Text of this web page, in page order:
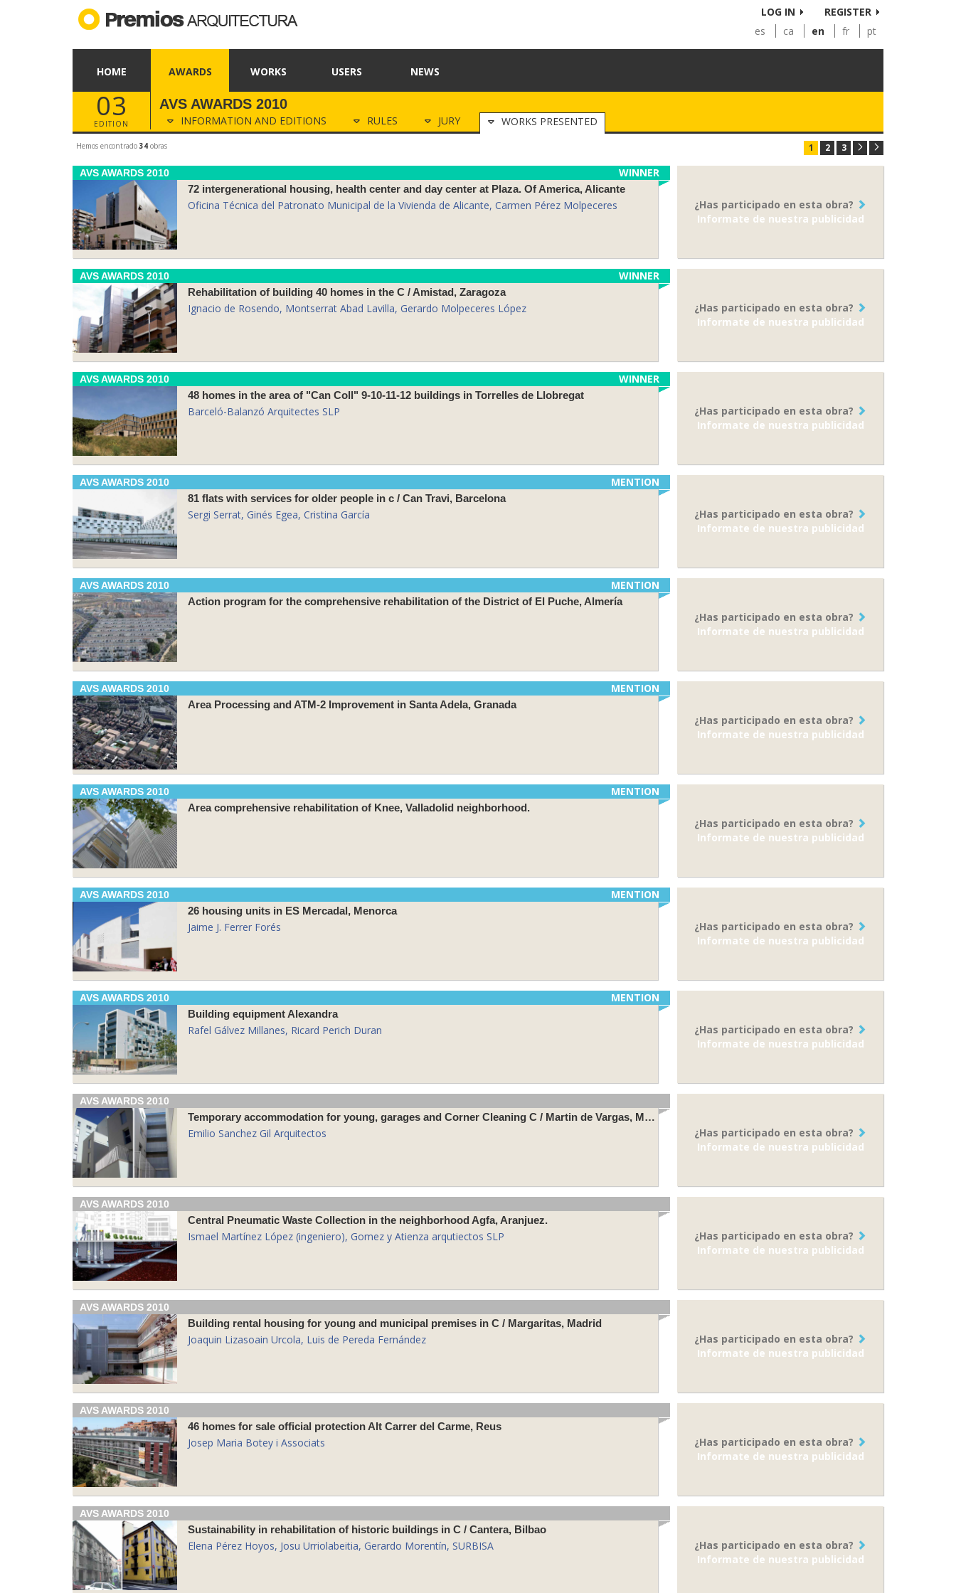
LOG IN
REGISTER
es
ca en fr pt
HOME AWARDS WORKS USERS NEWS
03
EDITION
AVS AWARDS 2010
INFORMATION AND EDITIONS RULES JURY WORKS PRESENTED
1 2 3
Hemos encontrado 34 obras
¿Has participado en esta obra?
Informate de nuestra publicidad
WINNER
AVS AWARDS 2010
72 intergenerational housing, health center and day center at Plaza. Of America, Alicante
Oficina Técnica del Patronato Municipal de la Vivienda de Alicante, Carmen Pérez Molpeceres
¿Has participado en esta obra?
Informate de nuestra publicidad
WINNER
AVS AWARDS 2010
Rehabilitation of building 40 homes in the C / Amistad, Zaragoza
Ignacio de Rosendo, Montserrat Abad Lavilla, Gerardo Molpeceres López
¿Has participado en esta obra?
Informate de nuestra publicidad
WINNER
AVS AWARDS 2010
48 homes in the area of ​​"Can Coll" 9-10-11-12 buildings in Torrelles de Llobregat
Barceló-Balanzó Arquitectes SLP
¿Has participado en esta obra?
Informate de nuestra publicidad
MENTION
AVS AWARDS 2010
81 flats with services for older people in c / Can Travi, Barcelona
Sergi Serrat, Ginés Egea, Cristina García
¿Has participado en esta obra?
Informate de nuestra publicidad
MENTION
AVS AWARDS 2010
Action program for the comprehensive rehabilitation of the District of El Puche, Almería
¿Has participado en esta obra?
Informate de nuestra publicidad
MENTION
AVS AWARDS 2010
Area Processing and ATM-2 Improvement in Santa Adela, Granada
¿Has participado en esta obra?
Informate de nuestra publicidad
MENTION
AVS AWARDS 2010
Area comprehensive rehabilitation of Knee, Valladolid neighborhood.
¿Has participado en esta obra?
Informate de nuestra publicidad
MENTION
AVS AWARDS 2010
26 housing units in ES Mercadal, Menorca
Jaime J. Ferrer Forés
¿Has participado en esta obra?
Informate de nuestra publicidad
MENTION
AVS AWARDS 2010
Building equipment Alexandra
Rafel Gálvez Millanes, Ricard Perich Duran
¿Has participado en esta obra?
Informate de nuestra publicidad
AVS AWARDS 2010
Temporary accommodation for young, garages and Corner Cleaning C / Martin de Vargas, Madrid.
Emilio Sanchez Gil Arquitectos
¿Has participado en esta obra?
Informate de nuestra publicidad
AVS AWARDS 2010
Central Pneumatic Waste Collection in the neighborhood Agfa, Aranjuez.
Ismael Martínez López (ingeniero), Gomez y Atienza arqutiectos SLP
¿Has participado en esta obra?
Informate de nuestra publicidad
AVS AWARDS 2010
Building rental housing for young and municipal premises in C / Margaritas, Madrid
Joaquin Lizasoain Urcola, Luis de Pereda Fernández
¿Has participado en esta obra?
Informate de nuestra publicidad
AVS AWARDS 2010
46 homes for sale official protection Alt Carrer del Carme, Reus
Josep Maria Botey i Associats
¿Has participado en esta obra?
Informate de nuestra publicidad
AVS AWARDS 2010
Sustainability in rehabilitation of historic buildings in C / Cantera, Bilbao
Elena Pérez Hoyos, Josu Urriolabeitia, Gerardo Morentín, SURBISA